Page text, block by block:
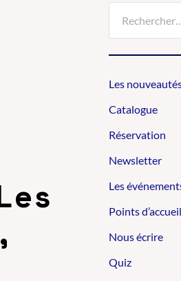
Les
Catalogue
Réservation
Newsletter
Les
Points d’accueil
Nous écrire
Quiz